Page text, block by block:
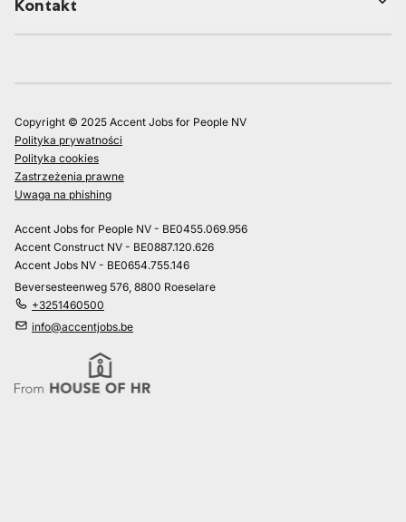
Kontakt
Copyright © 2025 Accent Jobs for People NV
Polityka prywatności
Polityka cookies
Zastrzeżenia prawne
Uwaga na phishing
Accent Jobs for People NV - BE0455.069.956
Accent Construct NV - BE0887.120.626
Accent Jobs NV - BE0654.755.146
Beversesteenweg 576, 8800 Roeselare
+3251460500
info@accentjobs.be